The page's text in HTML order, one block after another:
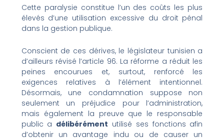
Cette paralysie constitue l’un des coûts les plus
élevés d’une utilisation excessive du droit pénal
dans la gestion publique.
Conscient de ces dérives, le législateur tunisien a
d’ailleurs révisé l’article 96. La réforme a réduit les
peines encourues et, surtout, renforcé les
exigences relatives à l’élément intentionnel.
Désormais, une condamnation suppose non
seulement un préjudice pour l’administration,
mais également la preuve que le responsable
public a délibérément utilisé ses fonctions afin
d’obtenir un avantage indu ou de causer un